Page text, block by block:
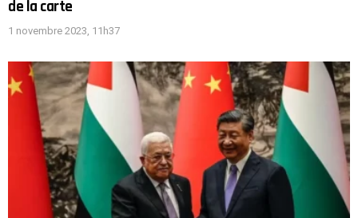
de la carte
1 novembre 2023, 11h37